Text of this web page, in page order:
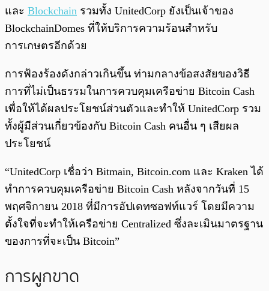
และ Blockchain รวมทั้ง UnitedCorp ยังเป็นเจ้าของ
BlockchainDomes ที่ให้บริการความร้อนสำหรับ
การเกษตรอีกด้วย
การฟ้องร้องดังกล่าวเกินขึ้น ท่ามกลางข้อสงสัยของวิธี
การที่ไม่เป็นธรรมในการควบคุมเครือข่าย Bitcoin Cash
เพื่อให้ได้ผลประโยชน์ส่วนตัวและทำให้ UnitedCorp รวม
ทั้งผู้มีส่วนเกี่ยวข้องกับ Bitcoin Cash คนอื่น ๆ เสียผล
ประโยชน์
“UnitedCorp เชื่อว่า Bitmain, Bitcoin.com และ Kraken ได้
ทำการควบคุมเครือข่าย Bitcoin Cash หลังจากวันที่ 15
พฤศจิกายน 2018 ที่มีการอัปเดทซอฟท์แวร์ โดยมีความ
ตั้งใจที่จะทำให้เครือข่าย Centralized ซึ่งละเมินมาตรฐาน
ของการที่จะเป็น Bitcoin”
การผูกขาด